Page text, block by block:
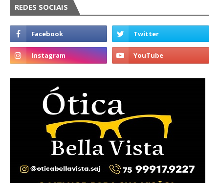
REDES SOCIAIS